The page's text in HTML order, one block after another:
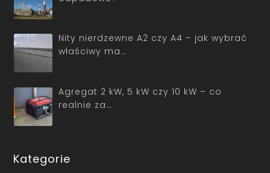
Nity nierdzewne A2 czy A4 – jak wybrać
właściwy ma…
Agregat 2 kW, 5 kW czy 10 kW – co
realnie za…
Kategorie